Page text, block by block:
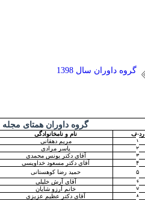
گروه داوران سال 1398
گروه داوران همتای مجله
ردیف نام و نام­خانوادگی
۱
مریم دهقانی
۲
یاسر مرادی
۳
آقای دکتر یونس محمدی
۴
آقای دکتر مسعود خداویسی
۵
حمید رضا کوهستانی
۶
آقای آرش خلیلی
۷
خانم آرزو شایان
۸
آقای دکتر عظیم عزیزی